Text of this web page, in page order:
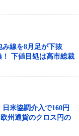
み線を8月足が下抜
下値目処は高市総裁
米協調介入で160円
州通貨のクロス円の